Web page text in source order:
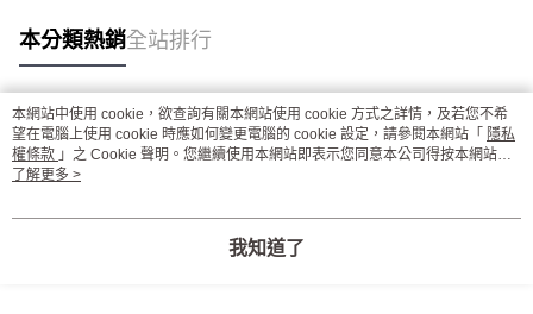
本分類熱銷全站排行
熱門標籤
本網站中使用 cookie，欲查詢有關本網站使用 cookie 方式之詳情，及若您不希
望在電腦上使用 cookie 時應如何變更電腦的 cookie 設定，請參閱本網站「 隱私
權條款 」之 Cookie 聲明。您繼續使用本網站即表示您同意本公司得按本網站使
用條款之 Cookie 聲明使用 cookie。
了解更多 >
我知道了